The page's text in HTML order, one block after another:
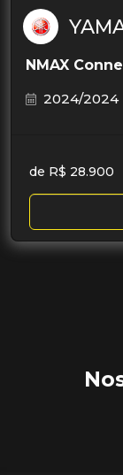
NMAX
2024/2024
de R$ 28.900